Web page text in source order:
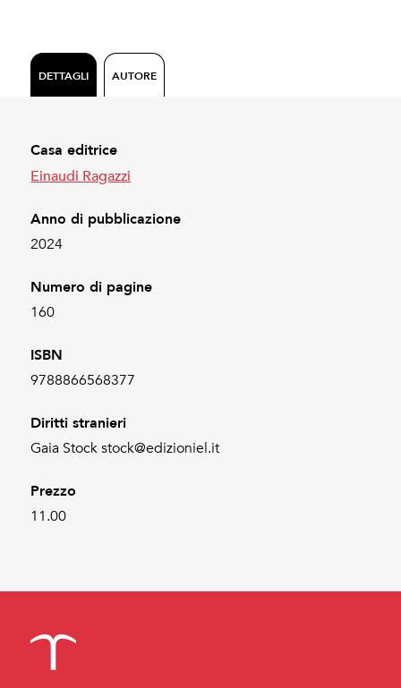
DETTAGLI AUTORE
Casa editrice
Einaudi Ragazzi
Anno di pubblicazione
2024
Numero di pagine
160
ISBN
9788866568377
Diritti stranieri
Gaia Stock stock@edizioniel.it
Prezzo
11.00